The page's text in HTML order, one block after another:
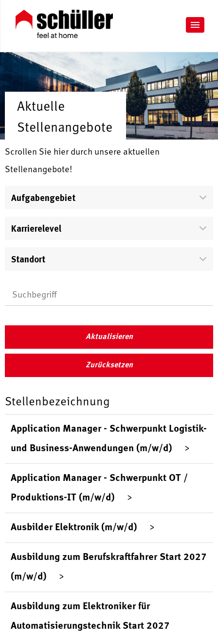
Aktuelle
Stellenangebote
Scrollen Sie hier durch unsere aktuellen
Stellenangebote!
Aufgabengebiet
Karrierelevel
Standort
Aktualisieren
Zurücksetzen
Stellenbezeichnung
Application Manager - Schwerpunkt Logistik-
und Business-Anwendungen (m/w/d)
Application Manager - Schwerpunkt OT /
Produktions-IT (m/w/d)
Ausbilder Elektronik (m/w/d)
Ausbildung zum Berufskraftfahrer Start 2027
(m/w/d)
Ausbildung zum Elektroniker für
Automatisierungstechnik Start 2027